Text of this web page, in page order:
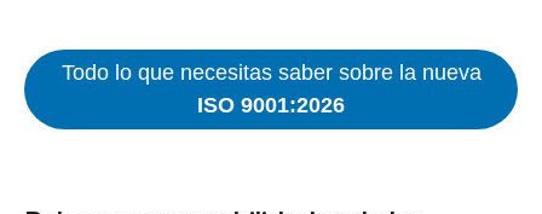
Todo lo que necesitas saber sobre la nueva
ISO 9001:2026